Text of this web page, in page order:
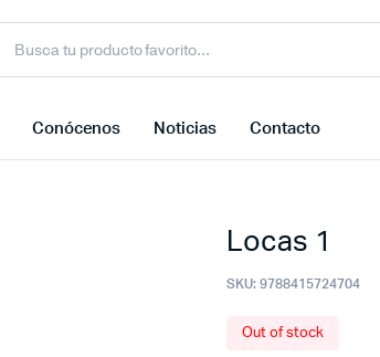
Conócenos Noticias Contacto
Locas 1
SKU: 9788415724704
Out of stock